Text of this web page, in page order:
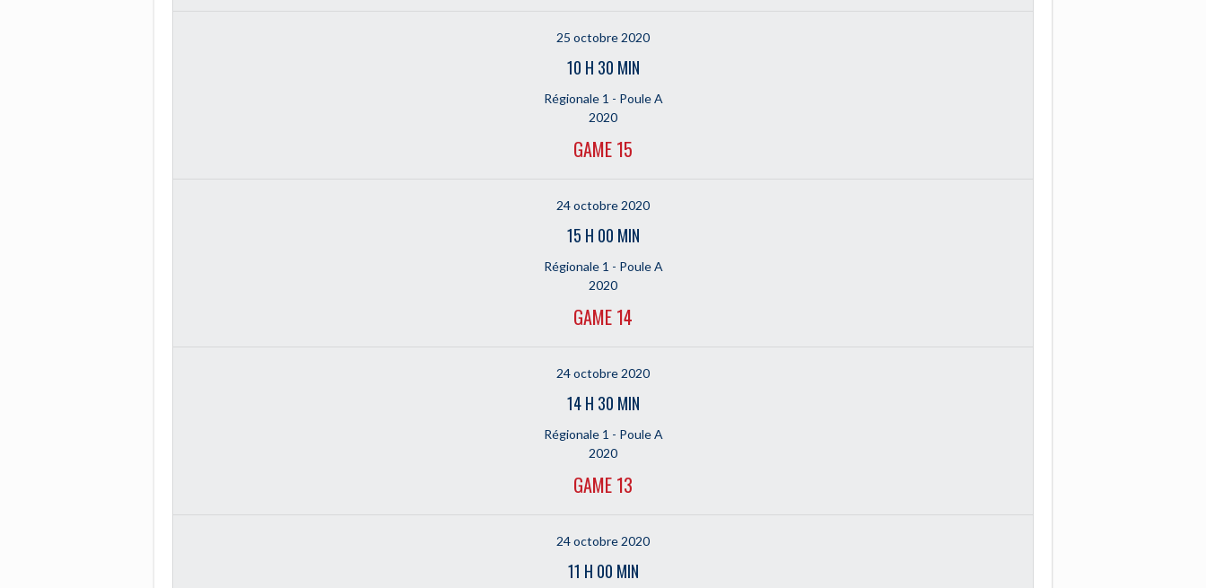
25 octobre 2020
10 H 30 MIN
Régionale 1 - Poule A
2020
GAME 15
24 octobre 2020
15 H 00 MIN
Régionale 1 - Poule A
2020
GAME 14
24 octobre 2020
14 H 30 MIN
Régionale 1 - Poule A
2020
GAME 13
24 octobre 2020
11 H 00 MIN